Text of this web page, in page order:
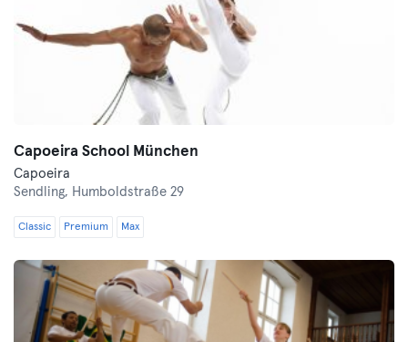
Capoeira School München
Capoeira
Sendling, Humboldstraße 29
Classic Premium Max